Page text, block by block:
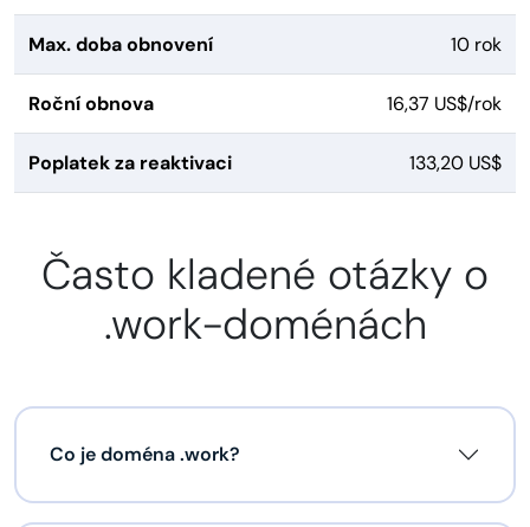
Max. doba obnovení 10 rok
Roční obnova 16,37 US$/rok
Poplatek za reaktivaci 133,20 US$
Často kladené otázky o
.work-doménách
Co je doména .work?